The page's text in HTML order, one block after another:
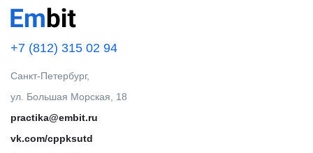
+7 (812) 315 02 94
Санкт-Петербург,
ул. Большая Морская, 18
practika@embit.ru
vk.com/cppksutd